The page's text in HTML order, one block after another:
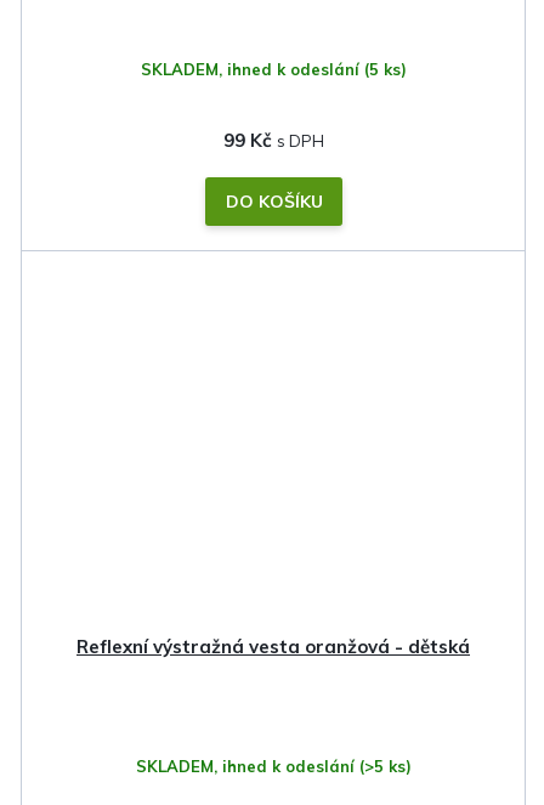
SKLADEM, ihned k odeslání (5 ks)
99 Kč
DO KOŠÍKU
Reflexní výstražná vesta oranžová - dětská
SKLADEM, ihned k odeslání (>5 ks)